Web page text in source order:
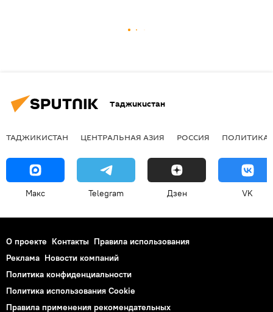
Таджикистан
ТАДЖИКИСТАН ЦЕНТРАЛЬНАЯ АЗИЯ РОССИЯ ПОЛИТИКА
Макс Telegram Дзен VK
О проекте Контакты Правила использования
Реклама Новости компаний
Политика конфиденциальности
Политика использования Cookie
Правила применения рекомендательных